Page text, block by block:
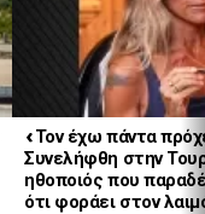
«Τον έχω πάντα
Συνελήφθη στην
ηθοποιός που
ότι φοράει στον